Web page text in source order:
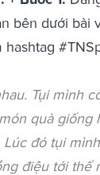
bên dưới bài
Tụi mình
quà giống
đó tụi
điệu tới thế